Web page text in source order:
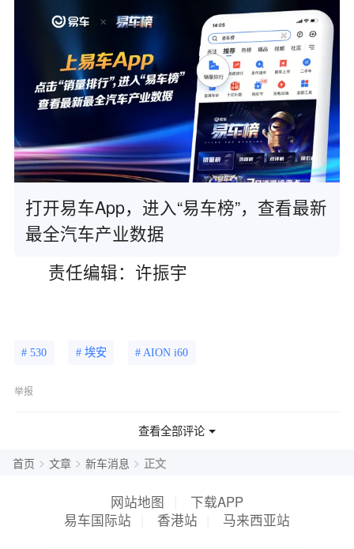
打开易车App，进入“易车榜”，查看最新
最全汽车产业数据
责任编辑：许振宇
# 530 # 埃安 # AION i60
举报
查看全部评论
首页 > 文章 > 新车消息 > 正文
网站地图
下载APP
易车国际站
香港站 马来西亚站